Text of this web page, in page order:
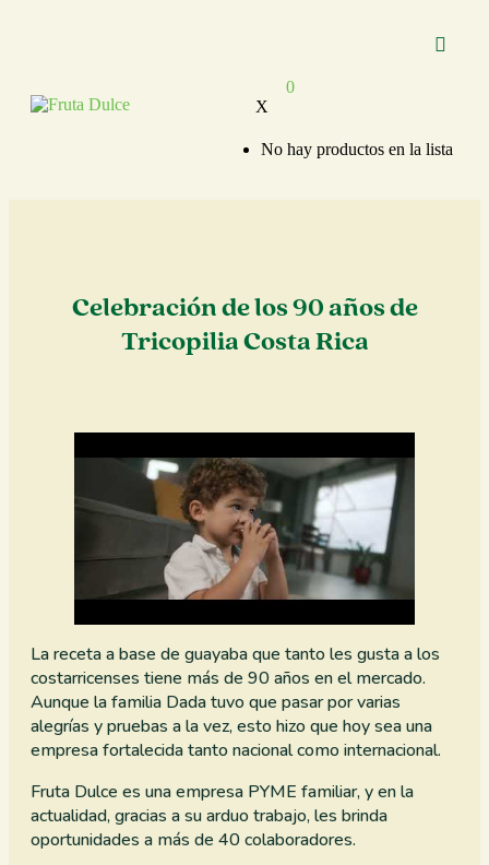
0
X
No hay productos en la lista
Celebración de los 90 años de
Tricopilia Costa Rica
La receta a base de guayaba que tanto les gusta a los
costarricenses tiene más de 90 años en el mercado.
Aunque la familia Dada tuvo que pasar por varias
alegrías y pruebas a la vez, esto hizo que hoy sea una
empresa fortalecida tanto nacional como internacional.
Fruta Dulce es una empresa PYME familiar, y en la
actualidad, gracias a su arduo trabajo, les brinda
oportunidades a más de 40 colaboradores.